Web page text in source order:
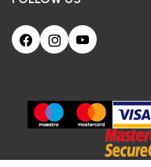
Ova web-stranica
Poštovani korisniče, naš sajt
korisničkog iskustva. Ukoliko